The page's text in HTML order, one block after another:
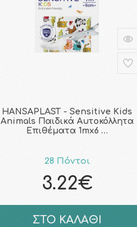
HANSAPLAST - Sensitive Kids
Animals Παιδικά Αυτοκόλλητα
Επιθέματα 1mx6 …
28 Πόντοι
3.22€
ΣΤΟ ΚΑΛΑΘΙ